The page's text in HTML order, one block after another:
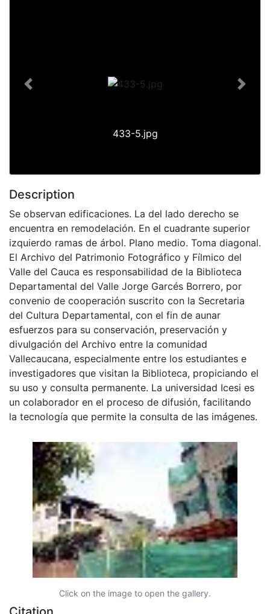
433-5.jpg
Previous Next
Description
Se observan edificaciones. La del lado derecho se
encuentra en remodelación. En el cuadrante superior
izquierdo ramas de árbol. Plano medio. Toma diagonal.
El Archivo del Patrimonio Fotográfico y Fílmico del
Valle del Cauca es responsabilidad de la Biblioteca
Departamental del Valle Jorge Garcés Borrero, por
convenio de cooperación suscrito con la Secretaria
del Cultura Departamental, con el fin de aunar
esfuerzos para su conservación, preservación y
divulgación del Archivo entre la comunidad
Vallecaucana, especialmente entre los estudiantes e
investigadores que visitan la Biblioteca, propiciando el
su uso y consulta permanente. La universidad Icesi es
un colaborador en el proceso de difusión, facilitando
la tecnología que permite la consulta de las imágenes.
Click on the image to open the gallery.